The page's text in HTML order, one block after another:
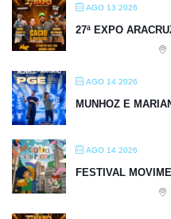
AGO 13 2026
27ª EXPO
AGO 14 2026
MUNHOZ E
AGO 14 2026
FESTIVAL